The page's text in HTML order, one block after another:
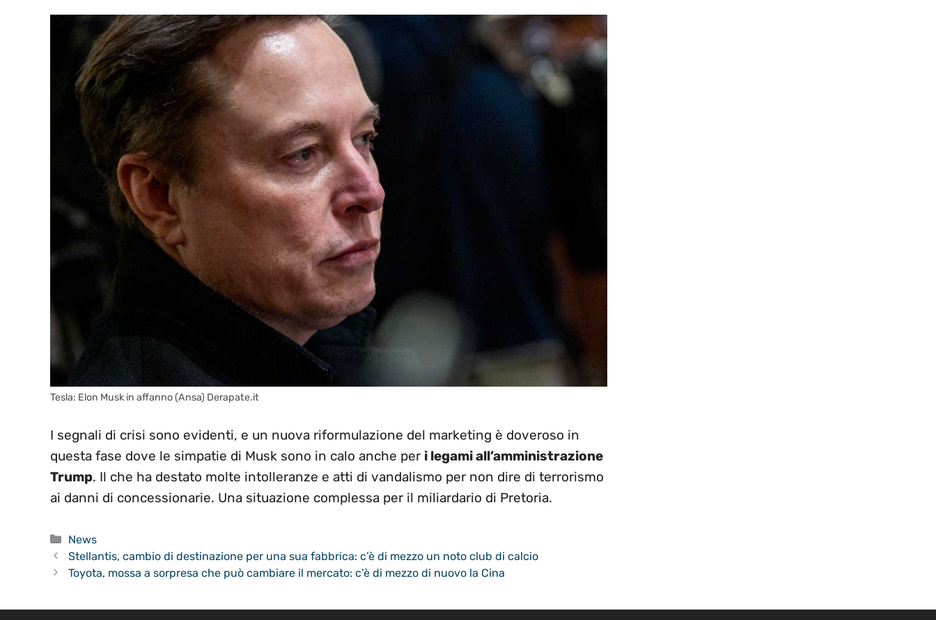
Tesla: Elon Musk in affanno (Ansa) Derapate.it
I segnali di crisi sono evidenti, e un nuova riformulazione del marketing è doveroso in
questa fase dove le simpatie di Musk sono in calo anche per i legami all’amministrazione
Trump. Il che ha destato molte intolleranze e atti di vandalismo per non dire di terrorismo
ai danni di concessionarie. Una situazione complessa per il miliardario di Pretoria.
Categorie
News
Stellantis, cambio di destinazione per una sua fabbrica: c’è di mezzo un noto club di calcio
Toyota, mossa a sorpresa che può cambiare il mercato: c’è di mezzo di nuovo la Cina